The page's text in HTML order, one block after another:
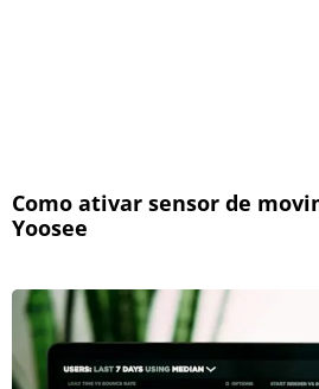
Como ativar sensor de
Yoosee